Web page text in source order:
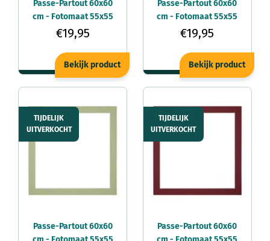
Passe-Partout 60x60
cm - Fotomaat 55x55
cm - Zwart - Voor
€19,95
Bekijk product
Passe-Partout 60x60
cm - Fotomaat 55x55
cm - Lichtgrijs - Voor
€19,95
Bekijk product
TIJDELIJK
UITVERKOCHT
Passe-Partout 60x60
TIJDELIJK
UITVERKOCHT
Passe-Partout 60x60